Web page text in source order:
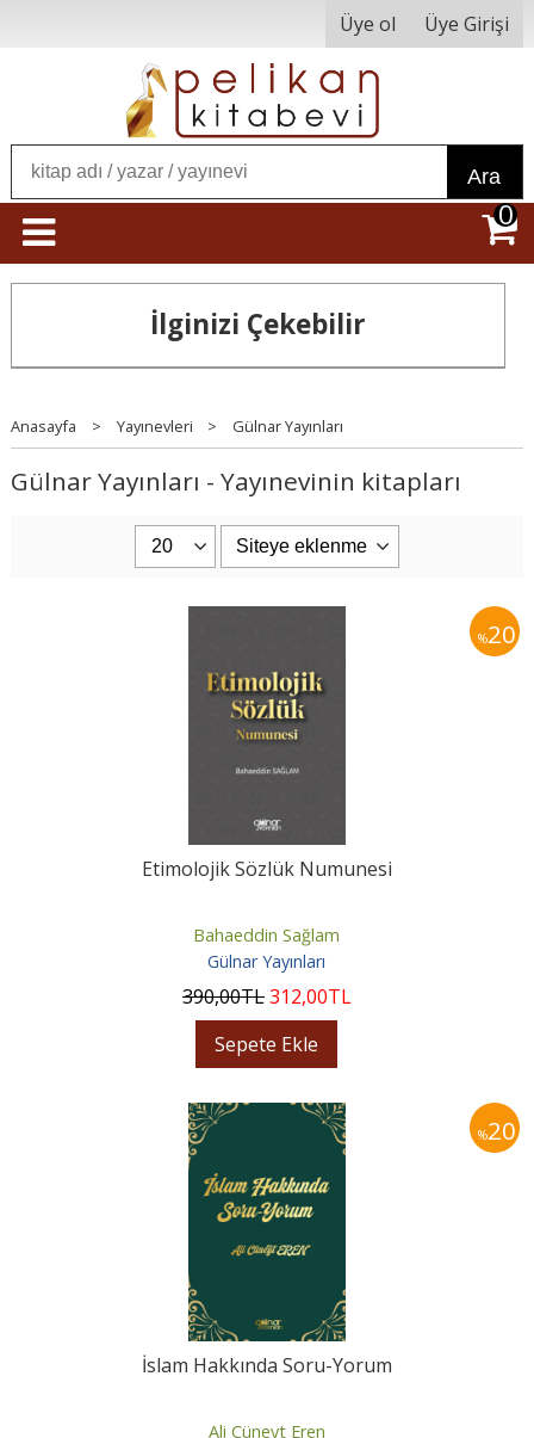
Üye ol Üye Girişi
Ara
0
İlginizi Çekebilir
Anasayfa > Yayınevleri > Gülnar Yayınları
Gülnar Yayınları - Yayınevinin kitapları
%20
Etimolojik Sözlük Numunesi
Bahaeddin Sağlam
Gülnar Yayınları
390,00TL312,00TL
Sepete Ekle
%20
İslam Hakkında Soru-Yorum
Ali Cüneyt Eren